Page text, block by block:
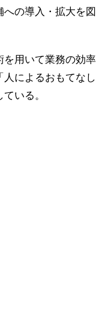
の導入・拡大を図
を用いて業務の効率
によるおもてなし
いる。